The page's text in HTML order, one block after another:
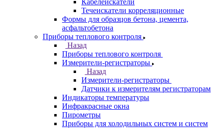
Кабелеискатели
Течеискатели корреляционные
Формы для образцов бетона, цемента,
асфальтобетона
Приборы теплового контроля
Назад
Приборы теплового контроля
Измерители-регистраторы
Назад
Измерители-регистраторы
Датчики к измерителям регистраторам
Индикаторы температуры
Инфракрасные окна
Пирометры
Приборы для холодильных систем и систем